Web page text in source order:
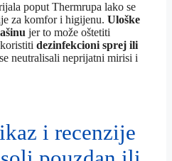
poput Thermrupa lako se
za komfor i higijenu. Uloške
jer to može oštetiti
dezinfekcioni sprej ili
neutralisali neprijatni mirisi i
i recenzije